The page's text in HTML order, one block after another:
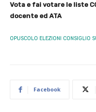
Vota e fai votare le liste
docente ed ATA
OPUSCOLO ELEZIONI CONSIGLIO
Facebook